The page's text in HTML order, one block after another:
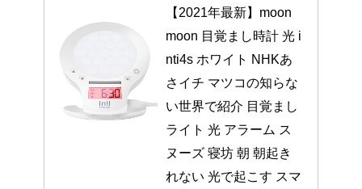
【2021年最新】moon
moon 目覚まし時計 光 i
nti4s ホワイト NHKあ
さイチ マツコの知らな
い世界で紹介 目覚まし
ライト 光 アラーム ス
ヌーズ 寝坊 朝 朝起き
れない 光で起こす スマ